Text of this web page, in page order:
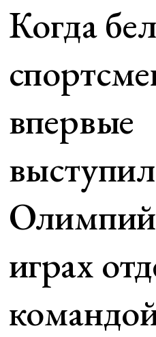
Когда
впервые
играх